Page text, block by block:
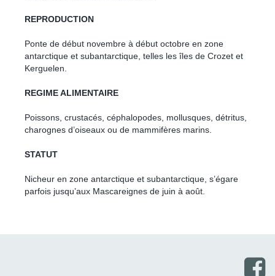
REPRODUCTION
Ponte de début novembre à début octobre en zone
antarctique et subantarctique, telles les îles de Crozet et
Kerguelen.
REGIME ALIMENTAIRE
Poissons, crustacés, céphalopodes, mollusques, détritus,
charognes d’oiseaux ou de mammifères marins.
STATUT
Nicheur en zone antarctique et subantarctique, s’égare
parfois jusqu’aux Mascareignes de juin à août.